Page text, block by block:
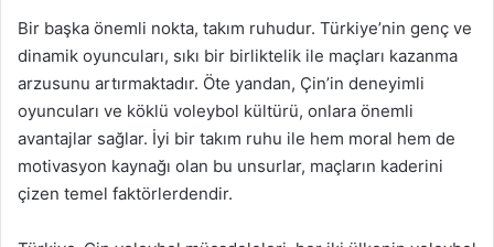
Bir başka önemli nokta, takım ruhudur. Türkiye’nin genç ve
dinamik oyuncuları, sıkı bir birliktelik ile maçları kazanma
arzusunu artırmaktadır. Öte yandan, Çin’in deneyimli
oyuncuları ve köklü voleybol kültürü, onlara önemli
avantajlar sağlar. İyi bir takım ruhu ile hem moral hem de
motivasyon kaynağı olan bu unsurlar, maçların kaderini
çizen temel faktörlerdendir.